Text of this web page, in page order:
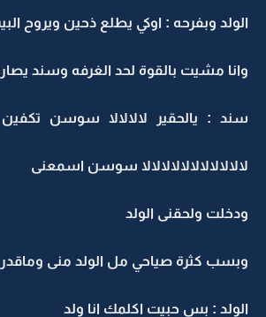
الولد وبفرحه : اوكي يطلع ذحين ويروح
وانا مشيت بالقوة لحد الغرفه وسند
سند : يالحقير لالالالا سوسن تكفين
لالالالالالالالالالالا سوسن اسمعنى
ودخلت ولحقنى الولد
وبسب كثرة صياحي مل الولد منى
الولد : بس حبيت اكلمك انا ولد